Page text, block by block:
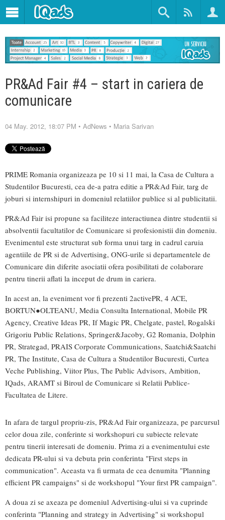
PR&Ad Fair #4 – start in cariera de
comunicare
04 May. 2012, 18:07 PM • AdNews • Maria Sarivan
PRIME Romania organizeaza pe 10 si 11 mai, la Casa de Cultura a
Studentilor Bucuresti, cea de-a patra editie a PR&Ad Fair, targ de
joburi si internshipuri in domeniul relatiilor publice si al publicitatii.
PR&Ad Fair isi propune sa faciliteze interactiunea dintre studentii si
absolventii facultatilor de Comunicare si profesionistii din domeniu.
Evenimentul este structurat sub forma unui targ in cadrul caruia
agentiile de PR si de Advertising, ONG-urile si departamentele de
Comunicare din diferite asociatii ofera posibilitati de colaborare
pentru tinerii aflati la inceput de drum in cariera.
In acest an, la eveniment vor fi prezenti 2activePR, 4 ACE,
BORTUN●OLTEANU, Media Consulta International, Mobile PR
Agency, Creative Ideas PR, If Magic PR, Chelgate, pastel, Rogalski
Grigoriu Public Relations, Springer&Jacoby, G2 Romania, Dolphin
PR, Strategad, PRAIS Corporate Communications, Saatchi&Saatchi
PR, The Institute, Casa de Cultura a Studentilor Bucuresti, Curtea
Veche Publishing, Viitor Plus, The Public Advisors, Ambition,
IQads, ARAMT si Biroul de Comunicare si Relatii Publice-
Facultatea de Litere.
In afara de targul propriu-zis, PR&Ad Fair organizeaza, pe parcursul
celor doua zile, conferinte si workshopuri cu subiecte relevate
pentru tinerii interesati de domeniu. Prima zi a evenimentului este
dedicata PR-ului si va debuta prin conferinta "First steps in
communication". Aceasta va fi urmata de cea denumita "Planning
efficient PR campaigns" si de workshopul "Your first PR campaign".
A doua zi se axeaza pe domeniul Advertising-ului si va cuprinde
conferinta "Planning and strategy in Advertising" si workshopul